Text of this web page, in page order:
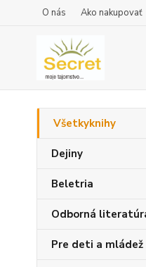
O nás Ako nakupovať
Všetkyknihy
Dejiny
Beletria
Odborná
Pre deti a mládež